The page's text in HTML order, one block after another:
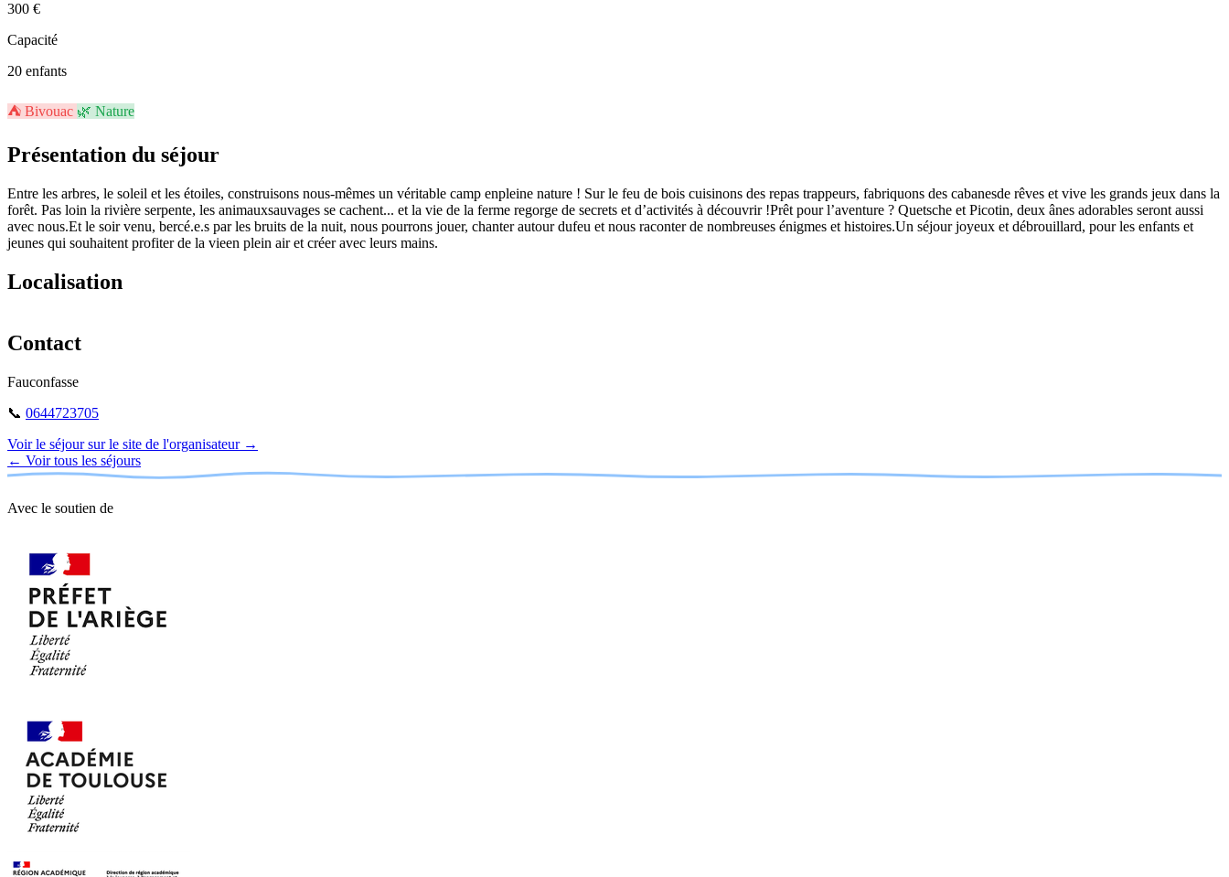
300 €
Capacité
20 enfants
⛺ Bivouac 🌿 Nature
Présentation du séjour
Entre les arbres, le soleil et les étoiles, construisons nous-mêmes un véritable camp enpleine nature ! Sur le feu de bois cuisinons des repas trappeurs, fabriquons des cabanesde rêves et vive les grands jeux dans la
forêt. Pas loin la rivière serpente, les animauxsauvages se cachent... et la vie de la ferme regorge de secrets et d’activités à découvrir !Prêt pour l’aventure ? Quetsche et Picotin, deux ânes adorables seront aussi
avec nous.Et le soir venu, bercé.e.s par les bruits de la nuit, nous pourrons jouer, chanter autour dufeu et nous raconter de nombreuses énigmes et histoires.Un séjour joyeux et débrouillard, pour les enfants et
jeunes qui souhaitent profiter de la vieen plein air et créer avec leurs mains.
Localisation
+
Contact
Fauconfasse
📞 0644723705
Voir le séjour sur le site de l'organisateur →
← Voir tous les séjours
Avec le soutien de